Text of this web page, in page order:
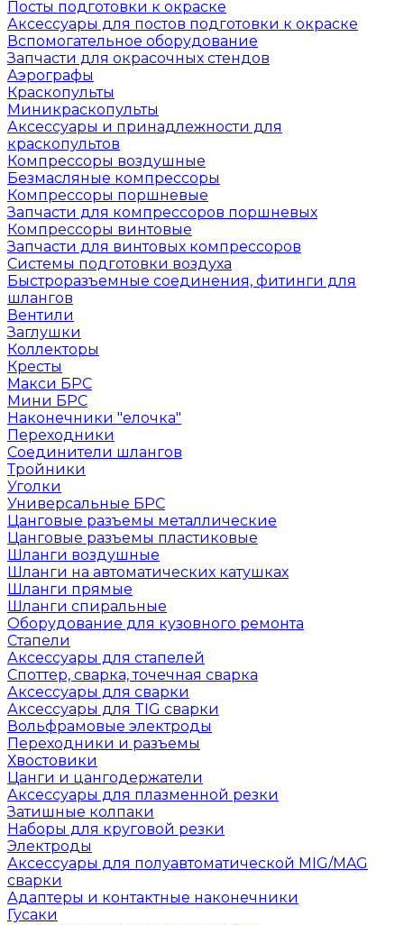
Посты подготовки к окраске
Аксессуары для постов подготовки к окраске
Вспомогательное оборудование
Запчасти для окрасочных стендов
Аэрографы
Краскопульты
Миникраскопульты
Аксессуары и принадлежности для
краскопультов
Компрессоры воздушные
Безмасляные компрессоры
Компрессоры поршневые
Запчасти для компрессоров поршневых
Компрессоры винтовые
Запчасти для винтовых компрессоров
Системы подготовки воздуха
Быстроразъемные соединения, фитинги для
шлангов
Вентили
Заглушки
Коллекторы
Кресты
Макси БРС
Мини БРС
Наконечники "елочка"
Переходники
Соединители шлангов
Тройники
Уголки
Универсальные БРС
Цанговые разъемы металлические
Цанговые разъемы пластиковые
Шланги воздушные
Шланги на автоматических катушках
Шланги прямые
Шланги спиральные
Оборудование для кузовного ремонта
Стапели
Аксессуары для стапелей
Споттер, сварка, точечная сварка
Аксессуары для сварки
Аксессуары для TIG сварки
Вольфрамовые электроды
Переходники и разъемы
Хвостовики
Цанги и цангодержатели
Аксессуары для плазменной резки
Затишные колпаки
Наборы для круговой резки
Электроды
Аксессуары для полуавтоматической MIG/MAG
сварки
Адаптеры и контактные наконечники
Гусаки